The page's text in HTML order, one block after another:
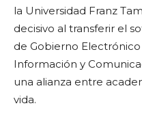
la Universidad Franz
decisivo al transferir el
de Gobierno
Información y
una alianza entre
vida.